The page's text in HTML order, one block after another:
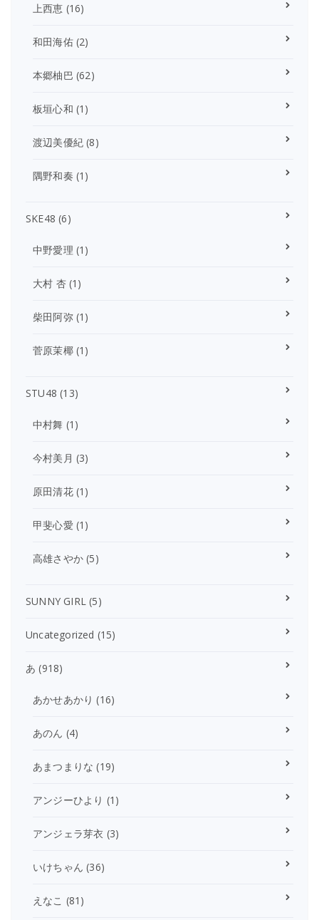
上西恵 (16)
和田海佑(2)
本郷柚巴 (62)
板垣心和 (1)
渡辺美優紀 (8)
隅野和奏 (1)
SKE48 (6)
中野愛理 (1)
大村 杏(1)
柴田阿弥(1)
菅原茉椰(1)
STU48 (13)
中村舞 (1)
今村美月 (3)
原田清花(1)
甲斐心愛 (1)
高雄さやか (5)
SUNNY GIRL (5)
Uncategorized (15)
あ (918)
あかせあかり (16)
あのん (4)
あまつまりな (19)
アンジーひより (1)
アンジェラ芽衣 (3)
いけちゃん (36)
えなこ (81)